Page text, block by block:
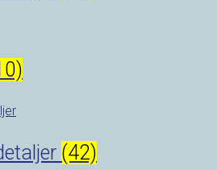
(42)